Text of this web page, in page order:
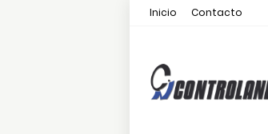
Inicio Contacto